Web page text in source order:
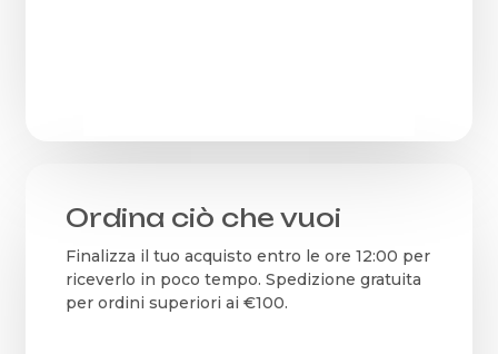
Ordina ciò che vuoi
Finalizza il tuo acquisto entro le ore 12:00 per
riceverlo in poco tempo. Spedizione gratuita
per ordini superiori ai €100.